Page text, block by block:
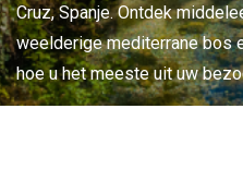
Cruz, Spanje. Ontdek
weelderige mediterrane bos
hoe u het meeste uit uw